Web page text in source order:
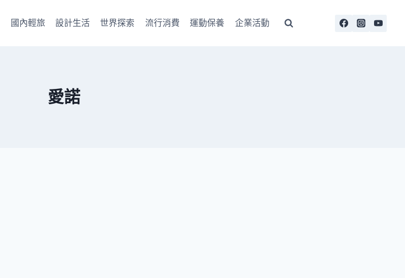
國內輕旅 設計生活 世界探索 流行消費 運動保養 企業活動
愛諾